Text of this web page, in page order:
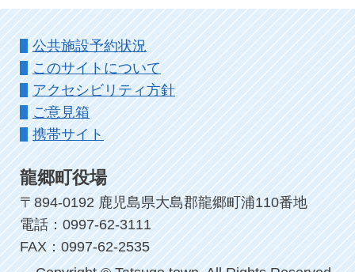
公共施設予約状況
このサイトについて
アクセシビリティ方針
ご意見箱
携帯サイト
龍郷町役場
〒894-0192 鹿児島県大島郡龍郷町浦110番地
電話：0997-62-3111
FAX：0997-62-2535